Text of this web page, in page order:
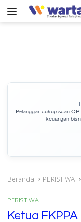
Pelanggan cukupscan QR
keuangan
Beranda PERISTIWA
PERISTIWA
Ketua